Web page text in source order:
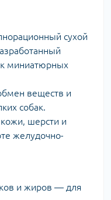
сухой
миниатюрных
веществ и
собак.
шерсти и
желудочно-
и жиров — для